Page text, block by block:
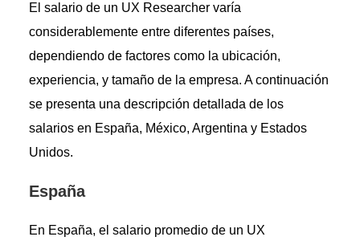
El salario de un UX Researcher varía
considerablemente entre diferentes países,
dependiendo de factores como la ubicación,
experiencia, y tamaño de la empresa. A continuación
se presenta una descripción detallada de los
salarios en España, México, Argentina y Estados
Unidos.
España
En España, el salario promedio de un UX